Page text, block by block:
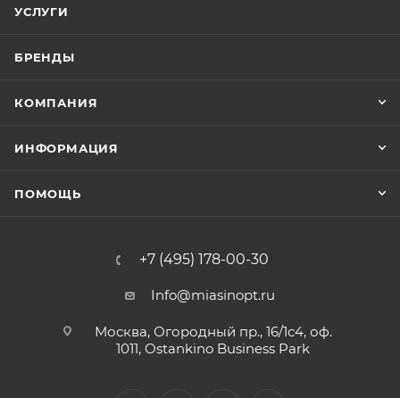
УСЛУГИ
БРЕНДЫ
КОМПАНИЯ
ИНФОРМАЦИЯ
ПОМОЩЬ
+7 (495) 178-00-30
Info@miasinopt.ru
Москва, Огородный пр., 16/1с4, оф.
1011, Ostankino Business Park